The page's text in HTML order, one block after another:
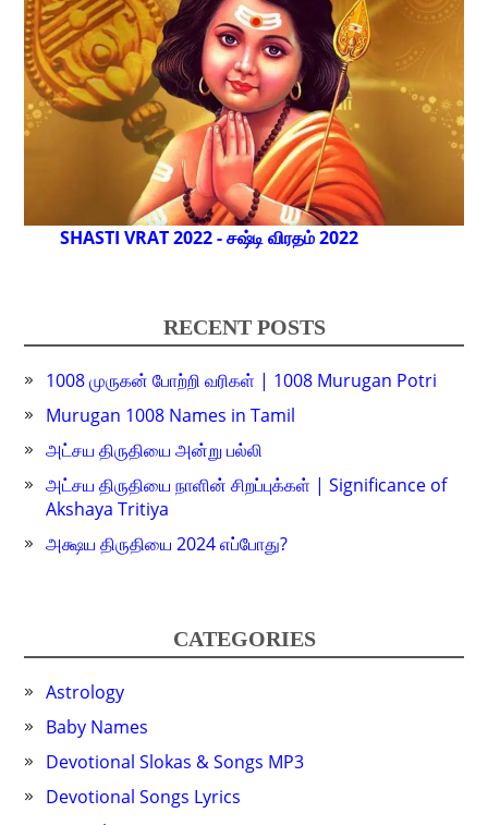
SHASTI VRAT 2022 - சஷ்டி விரதம் 2022
RECENT POSTS
1008 முருகன் போற்றி வரிகள் | 1008 Murugan Potri
Murugan 1008 Names in Tamil
அட்சய திருதியை அன்று பல்லி
அட்சய திருதியை நாளின் சிறப்புக்கள் | Significance of
Akshaya Tritiya
அக்ஷய திருதியை 2024 எப்போது?
CATEGORIES
Astrology
Baby Names
Devotional Slokas & Songs MP3
Devotional Songs Lyrics